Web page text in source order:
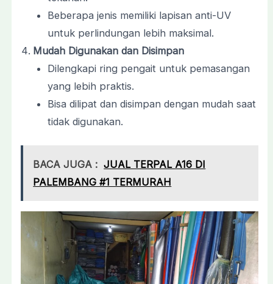
Beberapa jenis memiliki lapisan anti-UV
untuk perlindungan lebih maksimal.
Mudah Digunakan dan Disimpan
Dilengkapi ring pengait untuk pemasangan
yang lebih praktis.
Bisa dilipat dan disimpan dengan mudah saat
tidak digunakan.
BACA JUGA : JUAL TERPAL A16 DI
PALEMBANG #1 TERMURAH